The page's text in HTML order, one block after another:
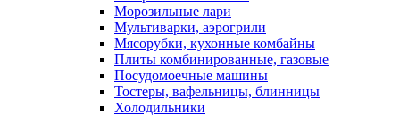
Морозильные лари
Мультиварки, аэрогрили
Мясорубки, кухонные комбайны
Плиты комбинированные, газовые
Посудомоечные машины
Тостеры, вафельницы, блинницы
Холодильники